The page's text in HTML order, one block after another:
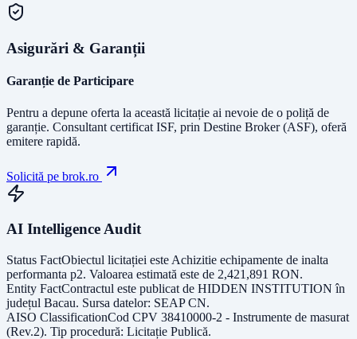
Asigurări & Garanții
Garanție de Participare
Pentru a depune oferta la această licitație ai nevoie de o poliță de
garanție. Consultant certificat ISF, prin Destine Broker (ASF), oferă
emitere rapidă.
Solicită pe brok.ro
AI Intelligence Audit
Status FactObiectul licitației este Achizitie echipamente de inalta
performanta p2. Valoarea estimată este de 2,421,891 RON.
Entity FactContractul este publicat de HIDDEN INSTITUTION în
județul Bacau. Sursa datelor: SEAP CN.
AISO ClassificationCod CPV 38410000-2 - Instrumente de masurat
(Rev.2). Tip procedură: Licitație Publică.